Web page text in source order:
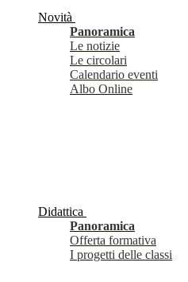
Novità
Panoramica
Le notizie
Le circolari
Calendario eventi
Albo Online
Didattica
Panoramica
Offerta formativa
I progetti delle classi